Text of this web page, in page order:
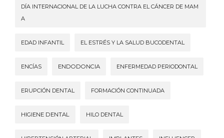
DÍA INTERNACIONAL DE LA LUCHA CONTRA EL CÁNCER DE MAM
A
EDAD INFANTIL EL ESTRÉS Y LA SALUD BUCODENTAL
ENCÍAS ENDODONCIA ENFERMEDAD PERIODONTAL
ERUPCIÓN DENTAL FORMACIÓN CONTINUADA
HIGIENE DENTAL HILO DENTAL